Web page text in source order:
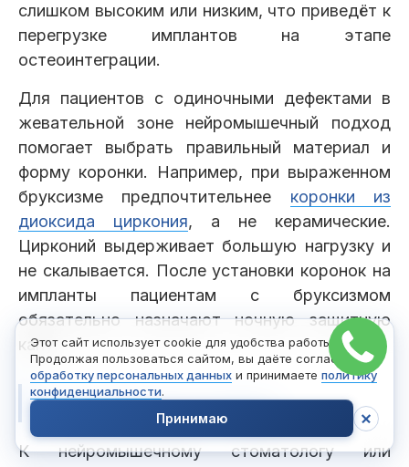
слишком высоким или низким, что приведёт к
перегрузке имплантов на этапе
остеоинтеграции.
Для пациентов с одиночными дефектами в
жевательной зоне нейромышечный подход
помогает выбрать правильный материал и
форму коронки. Например, при выраженном
бруксизме предпочтительнее коронки из
диоксида циркония, а не керамические.
Цирконий выдерживает большую нагрузку и
не скалывается. После установки коронок на
импланты пациентам с бруксизмом
обязательно назначают ночную защитную
капу.
Когда обращаться к врачу
К нейромышечному стоматологу или
Этот сайт использует cookie для удобства работы.
Продолжая пользоваться сайтом, вы даёте согласие на
обработку персональных данных и принимаете политику
конфиденциальности.
Принимаю